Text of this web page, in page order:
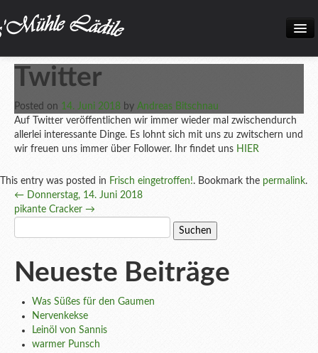
Home
Neuigkeiten
Frisch eingetroffen!
Unsere Biokiste
Öffnungszeiten
Datenschutz und Impressum
Bilder
Twitter
Posted on 14. Juni 2018 by Andreas Bitschnau
Auf Twitter veröffentlichen wir immer wieder mal zwischendurch
allerlei interessante Dinge. Es lohnt sich mit uns zu zwitschern und
wir freuen uns immer über Follower. Ihr findet uns HIER
This entry was posted in Frisch eingetroffen!. Bookmark the permalink.
Post
navigation
← Donnerstag, 14. Juni 2018
pikante Cracker →
nach:
Neueste Beiträge
Was Süßes für den Gaumen
Nervenkekse
Leinöl von Sannis
warmer Punsch